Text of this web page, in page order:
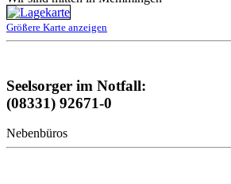
Größere Karte anzeigen
Seelsorger im Notfall:
(08331) 92671-0
Nebenbüros